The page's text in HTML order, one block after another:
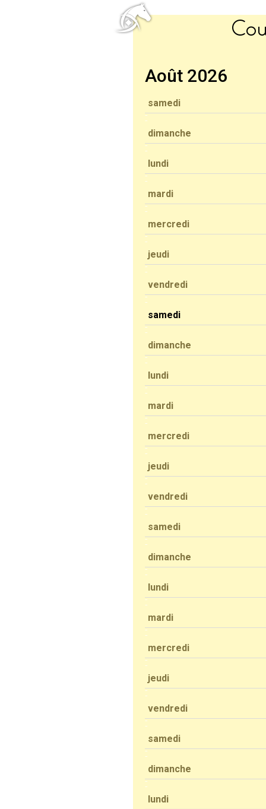
Août 2026
samedi
dimanche
lundi
mardi
mercredi
jeudi
vendredi
samedi
dimanche
lundi
mardi
mercredi
jeudi
vendredi
samedi
dimanche
lundi
mardi
mercredi
jeudi
vendredi
samedi
dimanche
lundi